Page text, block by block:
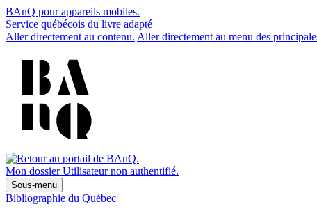
BAnQ pour appareils mobiles.
Service québécois du livre adapté
Aller directement au contenu. Aller directement au menu des
Mon dossier Utilisateur non authentifié.
Sous-menu
Bibliographie du Québec